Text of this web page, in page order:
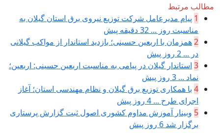
مطالب مرتبط
1 پیام مدیرعامل شركت توزیع نیروی برق استان گیلان به
مناسبت روز ... 32 دقیقه پیش
2همزمان با اربعین حسینی؛ بازدید استاندار از مواکب گیلانی
در ... 2 روز پیش
3 استاندار گیلان در پیامی به مناسبت اربعین حسینی: اربعین؛
نماد ... 3 روز پیش
4 با همکاری توزیع برق گیلان و نظام مهندسی استان؛ آغاز
اجرای طرح ... 4 روز پیش
5 وبینار آموزش مداوم کشوری اصول ثبت گزارش پرستاری
برگزار شد 6 روز پیش